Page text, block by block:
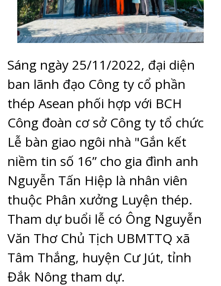
Sáng ngày 25/11/2022, đại diện
ban lãnh đạo Công ty cổ phần
thép Asean phối hợp với BCH
Công đoàn cơ sở Công ty tổ chức
Lễ bàn giao ngôi nhà "Gắn kết
niềm tin số 16” cho gia đình anh
Nguyễn Tấn Hiệp là nhân viên
thuộc Phân xưởng Luyện thép.
Tham dự buổi lễ có Ông Nguyễn
Văn Thơ Chủ Tịch UBMTTQ xã
Tâm Thắng, huyện Cư Jút, tỉnh
Đắk Nông tham dự.